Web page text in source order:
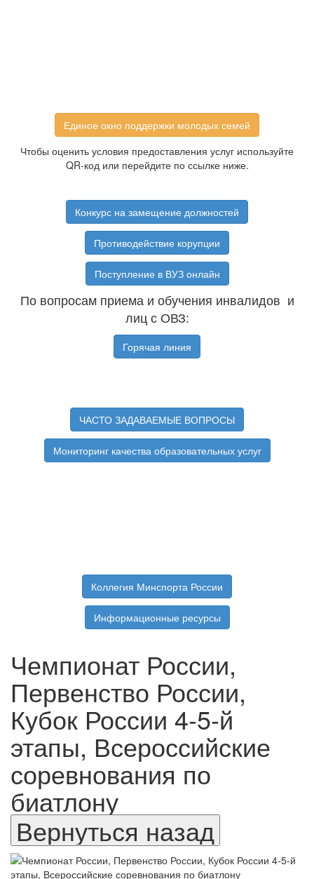
Единое окно поддержки молодых семей
Чтобы оценить условия предоставления услуг используйте
QR-код или перейдите по ссылке ниже.
Конкурс на замещение должностей
Противодействие корупции
Поступление в ВУЗ онлайн
По вопросам приема и обучения инвалидов и
лиц с ОВЗ:
Горячая линия
ЧАСТО ЗАДАВАЕМЫЕ ВОПРОСЫ
Мониторинг качества образовательных услуг
Коллегия Минспорта России
Информационные ресурсы
Чемпионат России,
Первенство России,
Кубок России 4-5-й
этапы, Всероссийские
соревнования по
биатлону